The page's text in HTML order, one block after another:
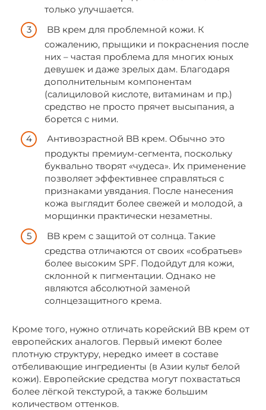
только улучшается.
BB крем для проблемной кожи. К
сожалению, прыщики и покраснения после
них – частая проблема для многих юных
девушек и даже зрелых дам. Благодаря
дополнительным компонентам
(салициловой кислоте, витаминам и пр.)
средство не просто прячет высыпания, а
борется с ними.
Антивозрастной BB крем. Обычно это
продукты премиум-сегмента, поскольку
буквально творят «чудеса». Их применение
позволяет эффективнее справляться с
признаками увядания. После нанесения
кожа выглядит более свежей и молодой, а
морщинки практически незаметны.
BB крем с защитой от солнца. Такие
средства отличаются от своих «собратьев»
более высоким SPF. Подойдут для кожи,
склонной к пигментации. Однако не
являются абсолютной заменой
солнцезащитного крема.
Кроме того, нужно отличать корейский ВВ крем от
европейских аналогов. Первый имеют более
плотную структуру, нередко имеет в составе
отбеливающие ингредиенты (в Азии культ белой
кожи). Европейские средства могут похвастаться
более лёгкой текстурой, а также большим
количеством оттенков.